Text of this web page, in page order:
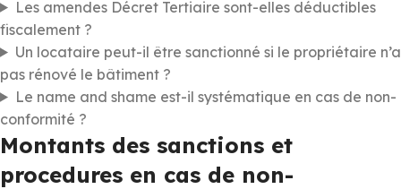
Les amendes Décret Tertiaire sont-elles déductibles
fiscalement ?
Un locataire peut-il être sanctionné si le propriétaire n’a
pas rénové le bâtiment ?
Le name and shame est-il systématique en cas de non-
conformité ?
Montants des sanctions et
procedures en cas de non-